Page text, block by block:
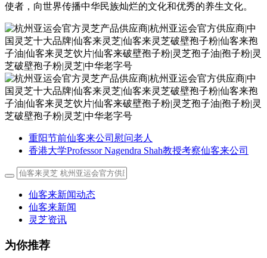
使者，向世界传播中华民族灿烂的文化和优秀的养生文化。
重阳节前仙客来公司慰问老人
香港大学Professor Nagendra Shah教授考察仙客来公司
仙客来新闻动态
仙客来新闻
灵芝资讯
为你推荐